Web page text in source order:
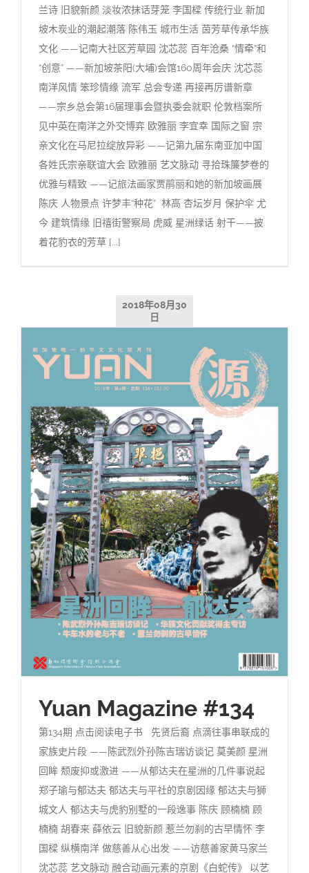
兰诗 旧貌新颜 淡妆浓抹话芽笼 李国樑 传统行业 新加
坡木炭业的潮起潮落 陈伟玉 城市生活 茵芳草传承华族
文化 ——记南大社区芳草园 沈芯蕊 百年沧桑 “情牵”和
“创意” ——新加坡茶阳(大埔)会馆160周年会庆 沈芯蕊
南洋风情 笨珍情缘 流军 总会专递 再接再厉谱新章
——宗乡总会第16届理事会暨执委会就职 伦敦档案所
见中英在南洋之外交博弈 欧雅丽 李宜幸 国际之窗 宗
亲文化在马尼拉绽放异彩 ——记第九届东南亚加中国
各姓氏宗亲联谊大会 欧雅丽 艺文脉动 寻拾珠簾梦卷的
优雅与精致 ——记旅法画家贾鹃丽和她的新加坡画展
陈庆 人物景点 许梦丰“种花” 林高 杏坛岁月 保护伞 尤
今 建筑情缘 旧禧街警察局 虎威 星洲绿话 射干——披
着花豹衣的芳草 [...]
2018年08月30
日
Yuan Magazine #134
第134期 点击阅读电子书 先贤后裔 点滴往事串联成的
家族史片段 ——陈武烈外孙陈吉瑞访谈记 莫美颜 星洲
回眸 颓废抑或激进 ——从郁达夫在星洲的几件事说起
郑子瑜与郁达夫 郁达夫与平社的京剧因缘 郁达夫与狮
城文人 郁达夫与虎豹别墅的一段逸事 陈庆 顾楠楠 顾
楠楠 胡春来 薛依云 旧貌新颜 惹兰勿刹的古早情怀 李
国樑 纵横南洋 做慈善从心出发 ——访慈善家黄马家兰
沈芯蕊 艺文脉动 融合动画元素的京剧《白蛇传》 以艺